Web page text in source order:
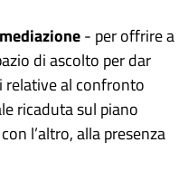
- per offrire a
di ascolto per dar
relative al confronto
ricaduta sul piano
l’altro, alla presenza